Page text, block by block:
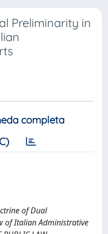
Preliminarity in
completa
of Dual
of Italian Administrative